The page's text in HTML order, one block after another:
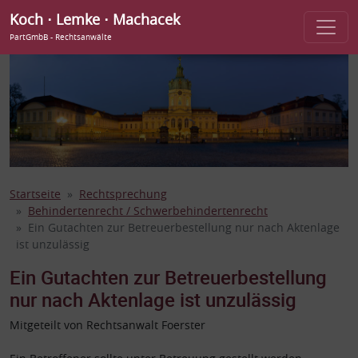
Koch ⋅ Lemke ⋅ Machacek
PartGmbB - Rechtsanwälte
Startseite
Rechtsprechung
Behindertenrecht / Schwerbehindertenrecht
Ein Gutachten zur Betreuerbestellung nur nach Aktenlage
ist unzulässig
Ein Gutachten zur Betreuerbestellung
nur nach Aktenlage ist unzulässig
Mitgeteilt von Rechtsanwalt Foerster